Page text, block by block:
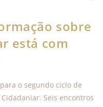
sobre
está com
o segundo ciclo de
Seis encontros